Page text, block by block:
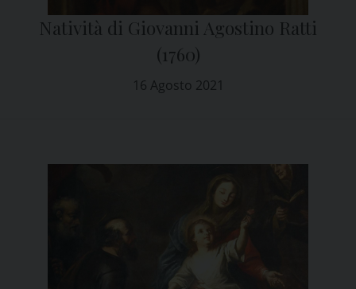
16 Agosto 2021
Natività di Giovanni Agostino Ratti
(1760)